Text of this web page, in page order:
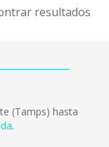
resultados
(Tamps) hasta
.